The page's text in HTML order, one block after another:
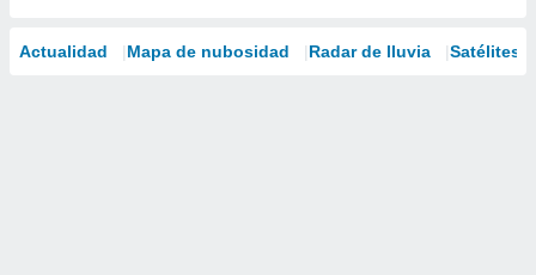
Actualidad Mapa de nubosidad Radar de lluvia Satélites